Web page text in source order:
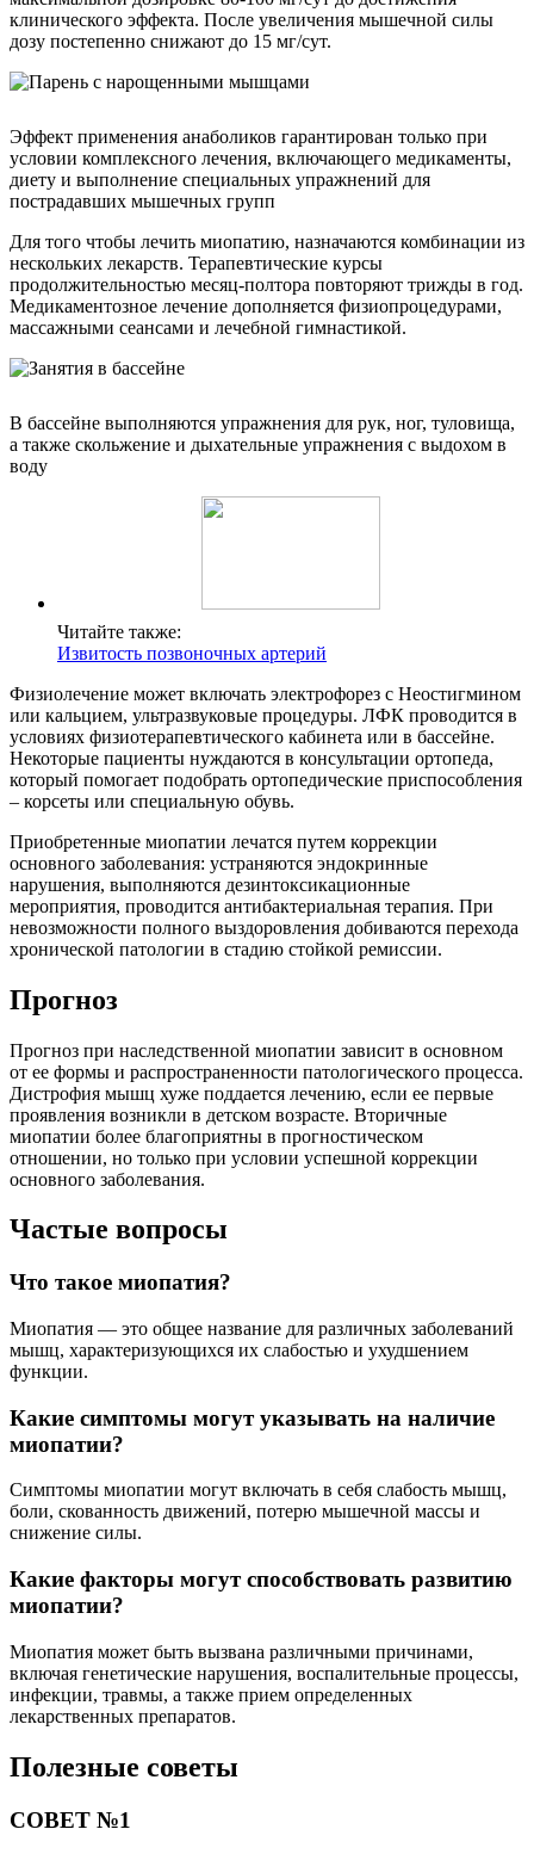
клинического эффекта. После увеличения мышечной силы
дозу постепенно снижают до 15 мг/сут.
Эффект применения анаболиков гарантирован только при
условии комплексного лечения, включающего медикаменты,
диету и выполнение специальных упражнений для
пострадавших мышечных групп
Для того чтобы лечить миопатию, назначаются комбинации из
нескольких лекарств. Терапевтические курсы
продолжительностью месяц-полтора повторяют трижды в год.
Медикаментозное лечение дополняется физиопроцедурами,
массажными сеансами и лечебной гимнастикой.
В бассейне выполняются упражнения для рук, ног, туловища,
а также скольжение и дыхательные упражнения с выдохом в
воду
Читайте также:
Извитость позвоночных артерий
Физиолечение может включать электрофорез с Неостигмином
или кальцием, ультразвуковые процедуры. ЛФК проводится в
условиях физиотерапевтического кабинета или в бассейне.
Некоторые пациенты нуждаются в консультации ортопеда,
который помогает подобрать ортопедические приспособления
– корсеты или специальную обувь.
Приобретенные миопатии лечатся путем коррекции
основного заболевания: устраняются эндокринные
нарушения, выполняются дезинтоксикационные
мероприятия, проводится антибактериальная терапия. При
невозможности полного выздоровления добиваются перехода
хронической патологии в стадию стойкой ремиссии.
Прогноз
Прогноз при наследственной миопатии зависит в основном
от ее формы и распространенности патологического процесса.
Дистрофия мышц хуже поддается лечению, если ее первые
проявления возникли в детском возрасте. Вторичные
миопатии более благоприятны в прогностическом
отношении, но только при условии успешной коррекции
основного заболевания.
Частые вопросы
Что такое миопатия?
Миопатия — это общее название для различных заболеваний
мышц, характеризующихся их слабостью и ухудшением
функции.
Какие симптомы могут указывать на наличие
миопатии?
Симптомы миопатии могут включать в себя слабость мышц,
боли, скованность движений, потерю мышечной массы и
снижение силы.
Какие факторы могут способствовать развитию
миопатии?
Миопатия может быть вызвана различными причинами,
включая генетические нарушения, воспалительные процессы,
инфекции, травмы, а также прием определенных
лекарственных препаратов.
Полезные советы
СОВЕТ №1